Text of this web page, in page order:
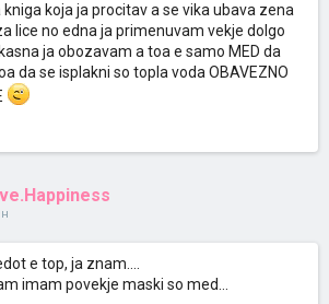
koja ja procitav a se vika ubava zena
lice no edna ja primenuvam vekje dolgo
ja obozavam a toa e samo MED da
da se isplakni so topla voda OBAVEZNO
e top, ja znam....
imam povekje maski so med...